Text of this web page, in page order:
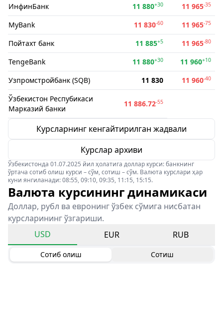
ИнфинБанк
11 880+30 11 965-35
MyBank 11 830-60 11 965-75
Пойтахт банк 11 885+5 11 965-80
TengeBank 11 880+30 11 960+10
Узпромстройбанк (SQB) 11 830 11 960-40
Ўзбекистон Респубикаси
Марказий банки
11 886.72-55
Курсларнинг кенгайтирилган жадвали
Курслар архиви
Ўзбекистонда 01.07.2025 йил ҳолатига доллар курси: банкнинг
ўртача сотиб олиш курси – сўм, сотиш – сўм. Валюта курслари ҳар
куни янгиланади: 08:55, 09:10, 09:35, 11:15, 15:15.
Валюта курсининг динамикаси
Доллар, рубл ва евронинг ўзбек сўмига нисбатан
курсларининг ўзгариши.
USD
EUR RUB
Сотиб олиш Сотиш